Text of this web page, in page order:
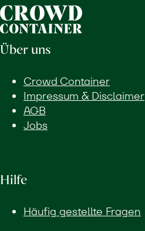
Über uns
Crowd Container
Impressum & Disclaimer
AGB
Jobs
Hilfe
Häufig gestellte Fragen